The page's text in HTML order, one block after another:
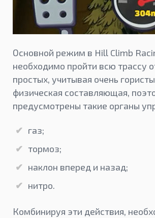
Основной режим в Hill Climb
необходимо пройти всю трассу
простых, учитывая очень
физическая составляющая,
предусмотрены такие органы
газ;
тормоз;
наклон вперед и назад;
нитро.
Комбинируя эти действия,